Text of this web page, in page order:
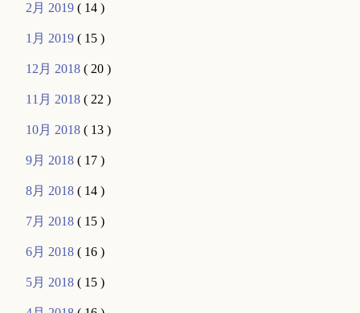
2月 2019( 14 )
1月 2019( 15 )
12月 2018( 20 )
11月 2018( 22 )
10月 2018( 13 )
9月 2018( 17 )
8月 2018( 14 )
7月 2018( 15 )
6月 2018( 16 )
5月 2018( 15 )